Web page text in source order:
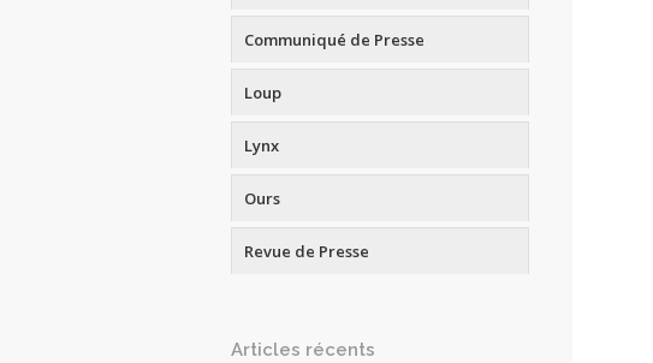
Communiqué de Presse
Loup
Lynx
Ours
Revue de Presse
Articles récents